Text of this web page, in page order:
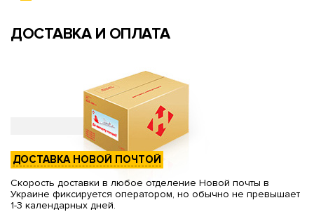
ДОСТАВКА И ОПЛАТА
ДОСТАВКА НОВОЙ ПОЧТОЙ
Скорость доставки в любое отделение Новой почты в
Украине фиксируется оператором, но обычно не превышает
1-3 календарных дней.